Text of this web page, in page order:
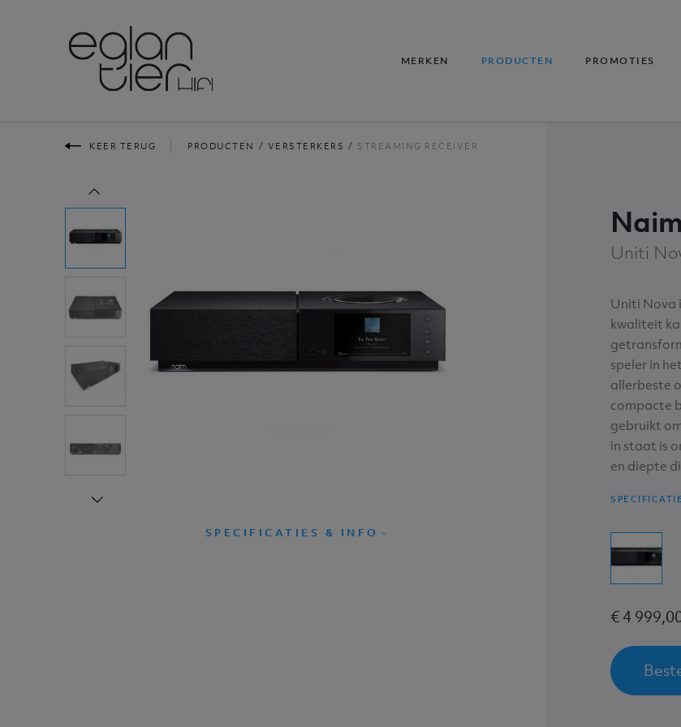
MERKEN PRODUCTEN PROMOTIES
KEER TERUG PRODUCTEN VERSTERKERS STREAMING RECEIVER
Naim
Uniti
SPECIFICATIES & INFO
Uniti Nova
kwaliteit
speler in
allerbeste
compacte
gebruikt
in staat is
en diepte
€ 4